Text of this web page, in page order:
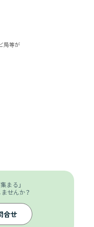
局等が
まる」
せんか？
合せ